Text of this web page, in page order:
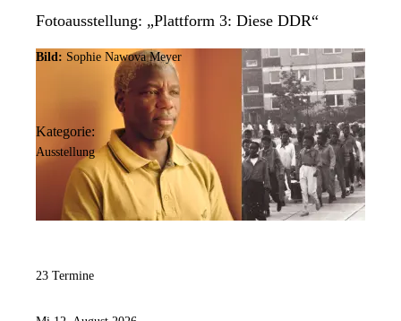
Fotoausstellung: „Plattform 3: Diese DDR“
Bild: Sophie Nawova Meyer
Kategorie:
Ausstellung
23 Termine